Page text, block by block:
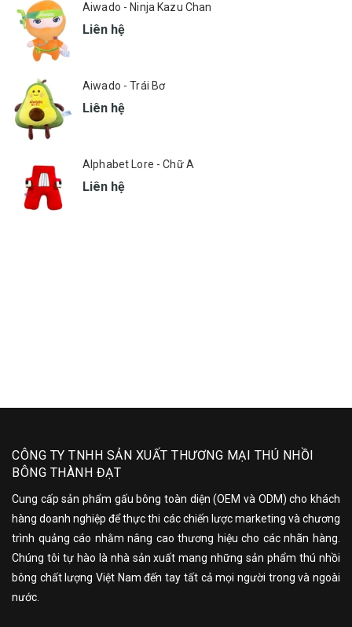
Aiwado - Ninja Kazu Chan
Liên hệ
Aiwado - Trái Bơ
Liên hệ
Alphabet Lore - Chữ A
Liên hệ
CÔNG TY TNHH SẢN XUẤT THƯƠNG MẠI THÚ NHỒI
BÔNG THÀNH ĐẠT
Cung cấp sản phẩm gấu bông toàn diện (OEM và ODM) cho khách
hàng doanh nghiệp để thực thi các chiến lược marketing và chương
trình quảng cáo nhằm nâng cao thương hiệu cho các nhãn hàng.
Chúng tôi tự hào là nhà sản xuất mang những sản phẩm thú nhồi
bông chất lượng Việt Nam đến tay tất cả mọi người trong và ngoài
nước.